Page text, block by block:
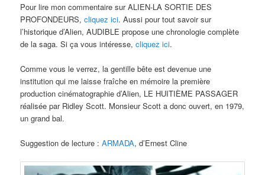
Pour lire mon commentaire sur ALIEN-LA SORTIE DES
PROFONDEURS,cliquez ici. Aussi pour tout savoir sur
l’historique d’Alien, AUDIBLE propose une chronologie complète
de la saga. Si ça vous intéresse,cliquez ici.
Comme vous le verrez, la gentille bête est devenue une
institution qui me laisse fraîche en mémoire la première
production cinématographie d’Alien, LE HUITIÈME PASSAGER
réalisée par Ridley Scott. Monsieur Scott a donc ouvert, en 1979,
un grand bal.
Suggestion de lecture :ARMADA, d’Ernest Cline